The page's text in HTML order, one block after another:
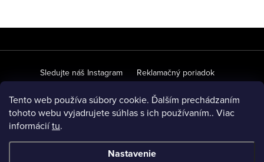
Tento web používa súbory cookie. Ďalším prechádzaním
tohoto webu vyjadrujete súhlas s ich používaním.. Viac
informáciítu.
Nastavenie
á
Sledujte náš Instagram Reklamačný poriadok
Ochrana osobných údajov Obchodné podmienky
O našich materiáloch Veľkoobchodná spolupráca